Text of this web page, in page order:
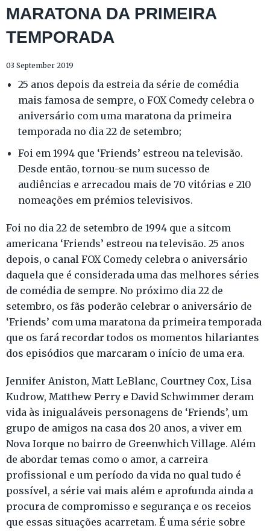
MARATONA DA PRIMEIRA
TEMPORADA
03 September 2019
25 anos depois da estreia da série de comédia
mais famosa de sempre, o FOX Comedy celebra o
aniversário com uma maratona da primeira
temporada no dia 22 de setembro;
Foi em 1994 que ‘Friends’ estreou na televisão.
Desde então, tornou-se num sucesso de
audiências e arrecadou mais de 70 vitórias e 210
nomeações em prémios televisivos.
Foi no dia 22 de setembro de 1994 que a sitcom
americana ‘Friends’ estreou na televisão. 25 anos
depois, o canal FOX Comedy celebra o aniversário
daquela que é considerada uma das melhores séries
de comédia de sempre. No próximo dia 22 de
setembro, os fãs poderão celebrar o aniversário de
‘Friends’ com uma maratona da primeira temporada
que os fará recordar todos os momentos hilariantes
dos episódios que marcaram o início de uma era.
Jennifer Aniston, Matt LeBlanc, Courtney Cox, Lisa
Kudrow, Matthew Perry e David Schwimmer deram
vida às inigualáveis personagens de ‘Friends’, um
grupo de amigos na casa dos 20 anos, a viver em
Nova Iorque no bairro de Greenwhich Village. Além
de abordar temas como o amor, a carreira
profissional e um período da vida no qual tudo é
possível, a série vai mais além e aprofunda ainda a
procura de compromisso e segurança e os receios
que essas situações acarretam. É uma série sobre